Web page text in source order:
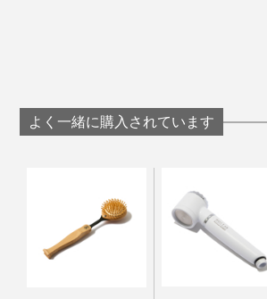
「『ワンダフルブラシ』は、毛に覆わ
を刺激するのにちょうどいい固さと形
手のひらに収まるサイズで、力も入
ついたペットの細い毛も取り除きや
し分ありません」
スーパータントン
』で疲れを
健康で幸せな生活を送ってください！」
使い始めて3日目、ようやく、しろが
そのうち、しろの顔は“うっとり顔”
目をむいた“ホラー顔”に！これには
よく一緒に購入されています